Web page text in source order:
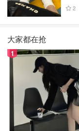
2
大家都在抢
1